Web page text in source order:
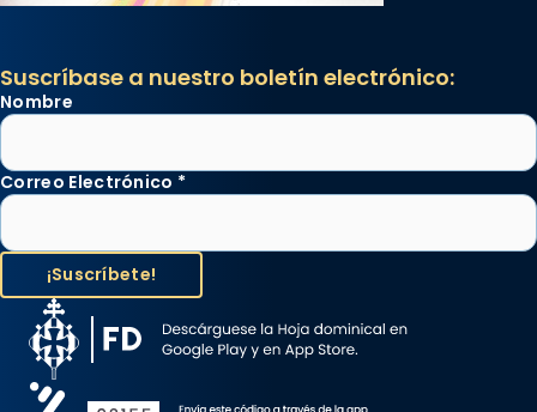
Suscríbase a nuestro boletín electrónico:
Nombre
Correo Electrónico *